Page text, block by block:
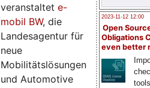
2023-11-12 12:00
Open
Obligations
even better
veranstaltet e-
mobil BW, die
Landesagentur für
neue
Mobilitätslösungen
und Automotive